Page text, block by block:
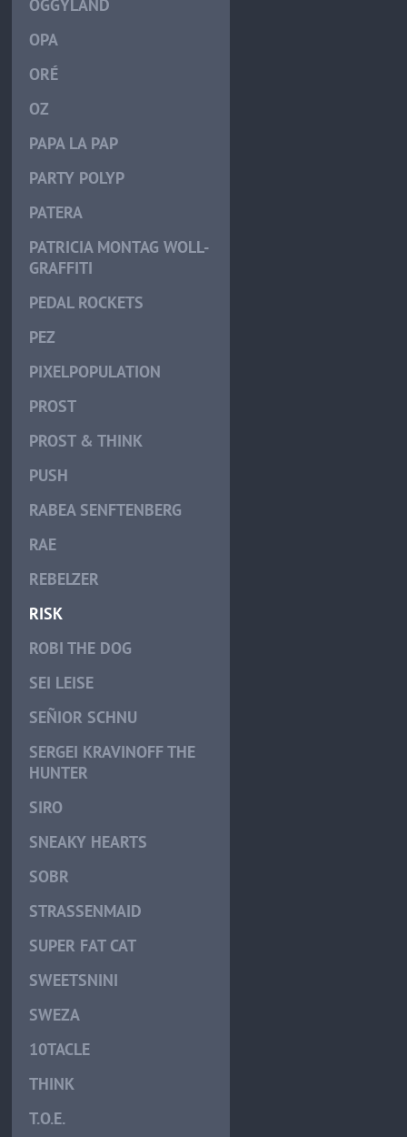
OGGYLÄND
OPA
ORÉ
OZ
PAPA LA PAP
PARTY POLYP
PATERA
PATRICIA MONTAG WOLL-
GRAFFITI
PEDAL ROCKETS
PEZ
PIXELPOPULATION
PROST
PROST & THINK
PUSH
RABEA SENFTENBERG
RAE
REBELZER
RISK
ROBI THE DOG
SEI LEISE
SEÑIOR SCHNU
SERGEI KRAVINOFF THE
HUNTER
SIRO
SNEAKY HEARTS
SOBR
STRASSENMAID
SUPER FAT CAT
SWEETSNINI
SWEZA
10TACLE
THINK
T.O.E.